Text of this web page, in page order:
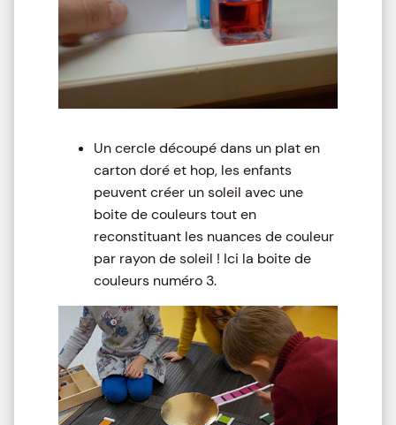
Un cercle découpé dans un plat en
carton doré et hop, les enfants
peuvent créer un soleil avec une
boite de couleurs tout en
reconstituant les nuances de couleur
par rayon de soleil ! Ici la boite de
couleurs numéro 3.